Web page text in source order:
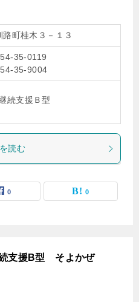
路町桂木３－１３
35-0119
35-9004
続支援Ｂ型
読む
0 0
続支援B型 そよかぜ